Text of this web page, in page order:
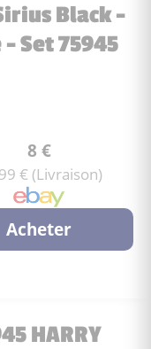
Black -
Set 75945
8 €
€ (Livraison)
Acheter
HARRY